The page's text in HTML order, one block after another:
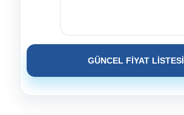
GÜNCEL FİYAT LİSTESİ